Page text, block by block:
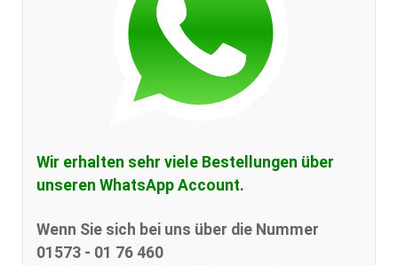
Wir erhalten sehr viele Bestellungen über
unseren WhatsApp Account.
Wenn Sie sich bei uns über die Nummer
01573 - 01 76 460